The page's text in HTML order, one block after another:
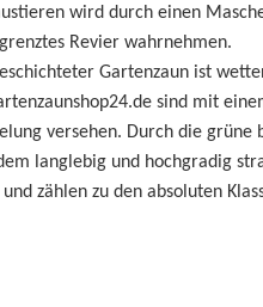
wird durch einen
Revier wahrnehmen.
Gartenzaun ist
sind mit
versehen. Durch die
langlebig und hochgradig
zählen zu den absoluten